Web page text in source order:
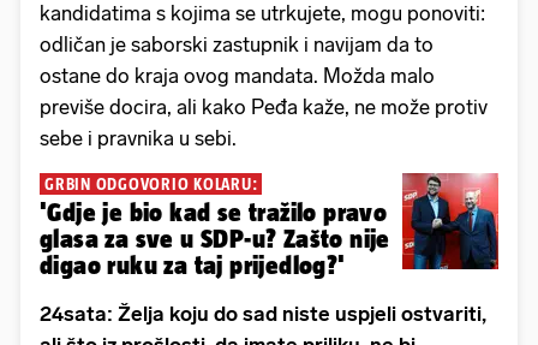
kandidatima s kojima se utrkujete, mogu ponoviti:
odličan je saborski zastupnik i navijam da to
ostane do kraja ovog mandata. Možda malo
previše docira, ali kako Peđa kaže, ne može protiv
sebe i pravnika u sebi.
GRBIN ODGOVORIO KOLARU:
'Gdje je bio kad se tražilo pravo
glasa za sve u SDP-u? Zašto nije
digao ruku za taj prijedlog?'
24sata: Želja koju do sad niste uspjeli ostvariti,